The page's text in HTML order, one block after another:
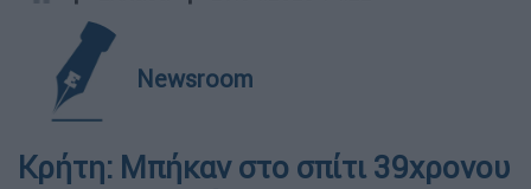
Newsroom
Κρήτη: Μπήκαν στο σπίτι 39χρονου